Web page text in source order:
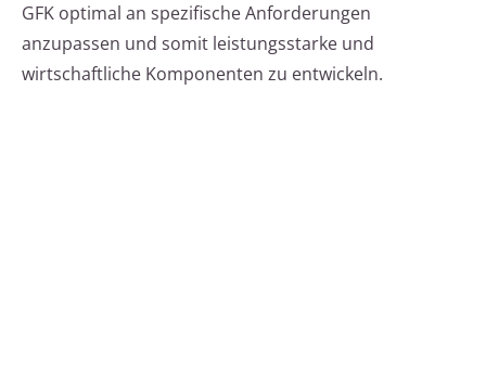
GFK optimal an spezifische Anforderungen
anzupassen und somit leistungsstarke und
wirtschaftliche Komponenten zu entwickeln.